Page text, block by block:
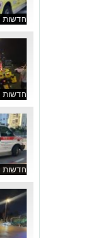
חדשות
חדשות
חדשות